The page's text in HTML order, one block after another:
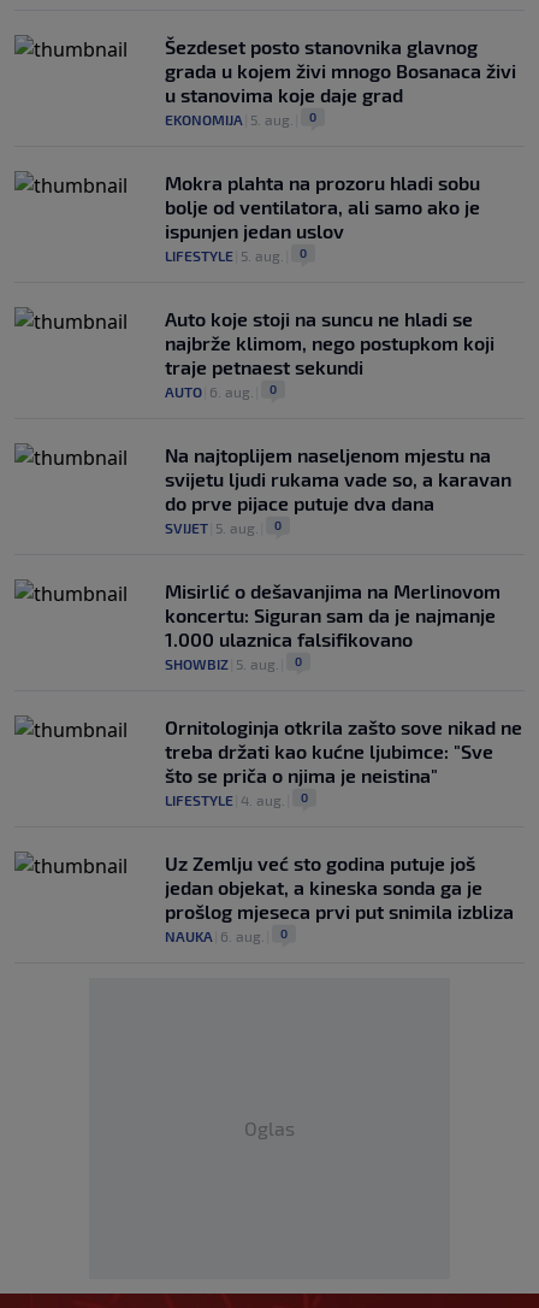
Šezdeset posto stanovnika glavnog
grada u kojem živi mnogo Bosanaca živi
u stanovima koje daje grad
EKONOMIJA 5. aug. 0
Mokra plahta na prozoru hladi sobu
bolje od ventilatora, ali samo ako je
ispunjen jedan uslov
LIFESTYLE 5. aug. 0
Auto koje stoji na suncu ne hladi se
najbrže klimom, nego postupkom koji
traje petnaest sekundi
AUTO 6. aug. 0
Na najtoplijem naseljenom mjestu na
svijetu ljudi rukama vade so, a karavan
do prve pijace putuje dva dana
SVIJET 5. aug. 0
Misirlić o dešavanjima na Merlinovom
koncertu: Siguran sam da je najmanje
1.000 ulaznica falsifikovano
SHOWBIZ 5. aug. 0
Ornitologinja otkrila zašto sove nikad ne
treba držati kao kućne ljubimce: "Sve
što se priča o njima je neistina"
LIFESTYLE 4. aug. 0
Uz Zemlju već sto godina putuje još
jedan objekat, a kineska sonda ga je
prošlog mjeseca prvi put snimila izbliza
NAUKA 6. aug. 0
Oglas